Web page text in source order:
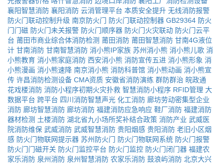
襄阳智慧消防 襄阳消防 云消管理平台 本质安全提升 无线消防报警
防火门联动控制升级 南京防火门 防火门联动控制器 GB29364 防火
门门磁 防火门未关报警 防火门顺序器 防火门火灾联动 防火门云平
台 莆田市商业综合体消防检测 莆田消防 莆田智慧消防 甘南4G液位
计 甘南消防 甘南智慧消防 消小熊IP家族 苏州消小熊 消小熊儿歌 消
小熊教育 消小熊家庭消防 西安消小熊 消防宣传五进 消小熊形象 消
小熊漫画 消小熊速降 南京消小熊 消防科普馆 消小熊动画 消小熊宣
传 许昌消防检测设备 CMA资质 安徽省消防演练 群防群治 皖政通
花戏楼消防 消防小程序初期火灾扑救 智慧消防小程序 RFID管理 大
数据平台 跨平台 四川消防智慧声光 化工消防 廊坊劳动密集型企业
消防 廊坊智慧消防 廊坊消防 福建消防应急响应 鞋厂消防 福建消防
器材检测 土楼消防 湖北省九小场所奖补结合政策 消防产业 武威医
院消防维保 武威消防 武威智慧消防 贵阳烟感 贵阳消防 老旧小区烟
感 防火门物联网提示器 苏州防火门 防火门物联网系统 防火门报警
防火门门磁开关 防火门监控平台 防火门监控 防火门闭门器 福建农
家乐消防 泉州消防 泉州智慧消防 农家乐消防 鼓浪屿消防 北京大兴